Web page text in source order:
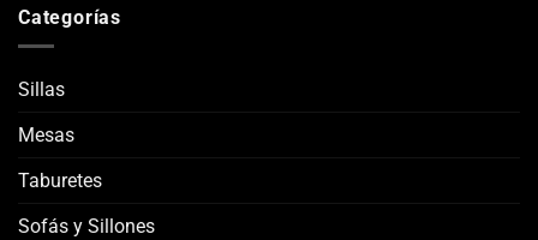
Categorías
Sillas
Mesas
Taburetes
Sofás y Sillones